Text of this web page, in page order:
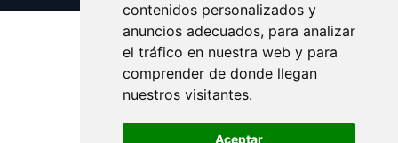
contenidos personalizados y
anuncios adecuados, para analizar
el tráfico en nuestra web y para
comprender de donde llegan
nuestros visitantes.
Aceptar